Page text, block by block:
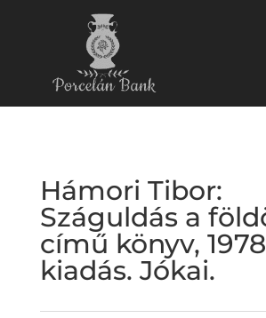
Hámori Tibor:
Száguldás a
című könyv,
kiadás. Jókai.